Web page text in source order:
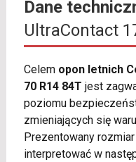
Dane
UltraContact
Celem opon letnich
70 R14 84T jest
poziomu
zmieniających się
Prezentowany
interpretować w